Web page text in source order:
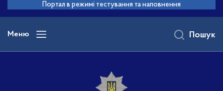
основного
вмісту
Портал в режимі тестування та наповнення
Меню Пошук